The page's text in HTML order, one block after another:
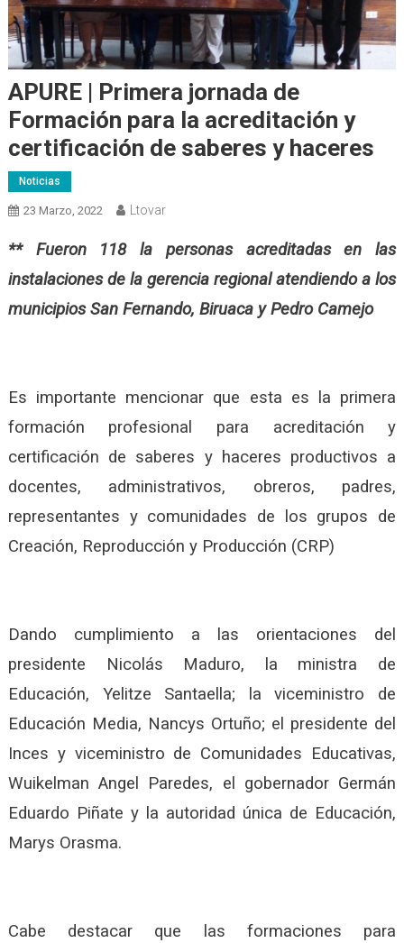
APURE | Primera jornada de
Formación para la acreditación y
certificación de saberes y haceres
Noticias
23 Marzo, 2022 Ltovar
** Fueron 118 la personas acreditadas en las
instalaciones de la gerencia regional atendiendo a los
municipios San Fernando, Biruaca y Pedro Camejo
Es importante mencionar que esta es la primera
formación profesional para acreditación y
certificación de saberes y haceres productivos a
docentes, administrativos, obreros, padres,
representantes y comunidades de los grupos de
Creación, Reproducción y Producción (CRP)
Dando cumplimiento a las orientaciones del
presidente Nicolás Maduro, la ministra de
Educación, Yelitze Santaella; la viceministro de
Educación Media, Nancys Ortuño; el presidente del
Inces y viceministro de Comunidades Educativas,
Wuikelman Angel Paredes, el gobernador Germán
Eduardo Piñate y la autoridad única de Educación,
Marys Orasma.
Cabe destacar que las formaciones para